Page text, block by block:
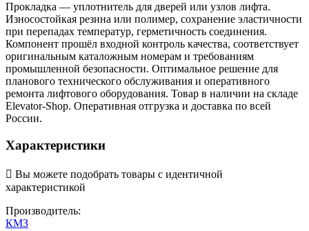
Прокладка — уплотнитель для дверей или узлов лифта.
Износостойкая резина или полимер, сохранение эластичности
при перепадах температур, герметичность соединения.
Компонент прошёл входной контроль качества, соответствует
оригинальным каталожным номерам и требованиям
промышленной безопасности. Оптимальное решение для
планового технического обслуживания и оперативного
ремонта лифтового оборудования. Товар в наличии на складе
Elevator-Shop. Оперативная отгрузка и доставка по всей
России.
Характеристики
 Вы можете подобрать товары с идентичной
характеристикой
Производитель:
КМЗ